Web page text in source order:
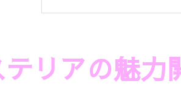
エクステリア施
エムビーズが創
エムビーズが提案す
リアの魅力